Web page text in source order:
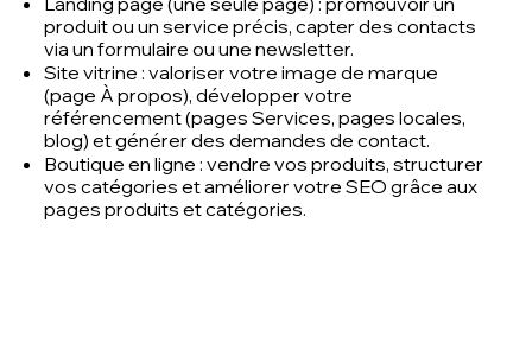
produit ou un service précis, capter des contacts
via un formulaire ou une newsletter.
Site vitrine : valoriser votre image de marque
(page À propos), développer votre
référencement (pages Services, pages locales,
blog) et générer des demandes de contact.
Boutique en ligne : vendre vos produits, structurer
vos catégories et améliorer votre SEO grâce aux
pages produits et catégories.